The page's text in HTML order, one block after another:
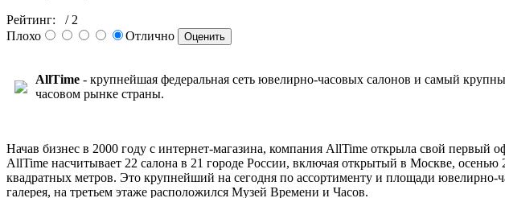
Рейтинг:
/ 2
Плохо
Отлично
AllTime - крупнейшая федеральная сеть ювелирно-часовых салонов и самый
часовом рынке страны.
Начав бизнес в 2000 году с интернет-магазина, компания AllTime открыла свой первый
AllTime насчитывает 22 салона в 21 городе России, включая открытый в Москве,
квадратных метров. Это крупнейший на сегодня по ассортименту и площади ювелирно-
галерея, на третьем этаже расположился Музей Времени и Часов.